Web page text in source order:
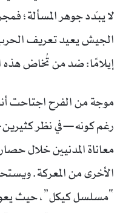
لا يبدّد جوهر المسألة؛
الجيش يعيد تعريف الحرب
إيلامًا: ضد من تُخاض
موجة من الفرح اجتاحت
رغم كونه—في نظر
معاناة المدنيين خلال
الأخرى من المعركة.
“مسلسل كيكل”، حيث يعود